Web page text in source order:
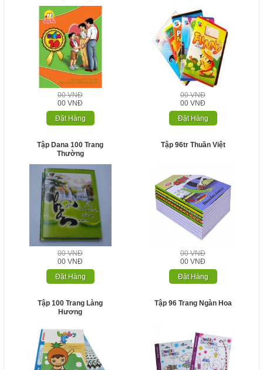
00 VNĐ
00 VNĐ
Đặt Hàng
00 VNĐ
00 VNĐ
Đặt Hàng
Tập Dana 100 Trang
Thường
00 VNĐ
00 VNĐ
Đặt Hàng
Tập 96tr Thuần Việt
00 VNĐ
00 VNĐ
Đặt Hàng
Tập 100 Trang Làng
Hương
Tập 96 Trang Ngàn Hoa